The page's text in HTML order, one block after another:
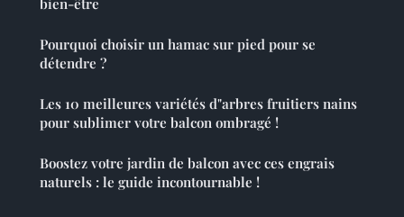
bien-être
Pourquoi choisir un hamac sur pied pour se
détendre ?
Les 10 meilleures variétés d"arbres fruitiers nains
pour sublimer votre balcon ombragé !
Boostez votre jardin de balcon avec ces engrais
naturels : le guide incontournable !